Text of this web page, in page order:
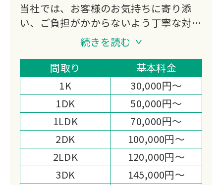
当社では、お客様のお気持ちに寄り添
い、ご負担がかからないよう丁寧な対応
を心がけ、遺品整理や片付け作業をサポ
ートしております。
遺品整理をはじめ、不要品回収、ハウス
クリーニング、特殊清掃、ゴミ屋敷清掃
など幅広いサービスに対応。
迅速なお見積りと、まごころを込めた作
業を大切にしております。
続きを読む
間取り
基本料金
1K
30,000円～
1DK
50,000円～
1LDK
70,000円～
2DK
100,000円～
2LDK
120,000円～
3DK
145,000円～